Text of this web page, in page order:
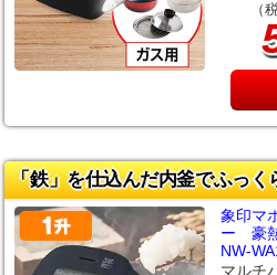
（
「鉄」を仕込んだ内釜でふっく
象印マ
ー 豪
NW-
マルチ